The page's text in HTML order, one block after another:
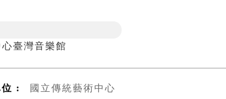
臺灣音樂館
位 : 國立傳統藝術中心